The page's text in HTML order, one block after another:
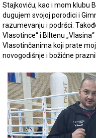
Stajkoviću, kao i mom klubu
dugujem svojoj porodici i
razumevanju i podršci.
Vlasotince“ i BIltenu
Vlasotinčanima koji prate
novogodišnje i božićne